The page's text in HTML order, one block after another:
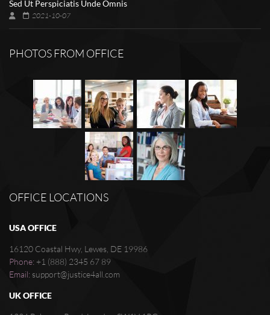
Sed Ut Perspiciatis Unde Omnis
2021-10-07
PHOTOS FROM OFFICE
OFFICE LOCATIONS
USA OFFICE
16120 Coastal Hwy, Lewes, DE 19986
Phone:+1 (888) 2345 67 89
Email: support@justice4all.com
UK OFFICE